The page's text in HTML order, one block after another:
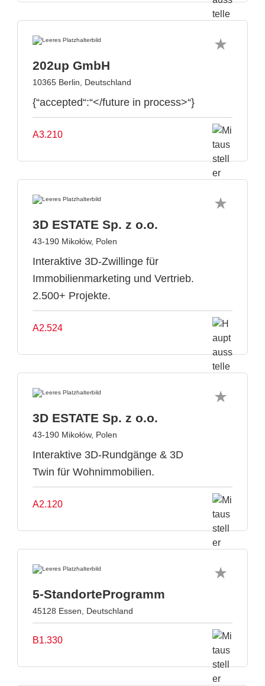
202up GmbH
10365 Berlin, Deutschland
{“accepted“:“</future in process>“}
A3.210
3D ESTATE Sp. z o.o.
43-190 Mikołów, Polen
Interaktive 3D-Zwillinge für
Immobilienmarketing und Vertrieb.
2.500+ Projekte.
A2.524
3D ESTATE Sp. z o.o.
43-190 Mikołów, Polen
Interaktive 3D-Rundgänge & 3D
Twin für Wohnimmobilien.
A2.120
5-StandorteProgramm
45128 Essen, Deutschland
B1.330